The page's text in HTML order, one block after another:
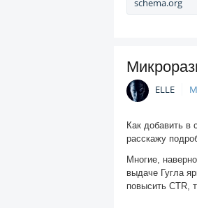
ELLE
Как добавить в
расскажу
Многие,
выдаче Гугла
повысить CTR,